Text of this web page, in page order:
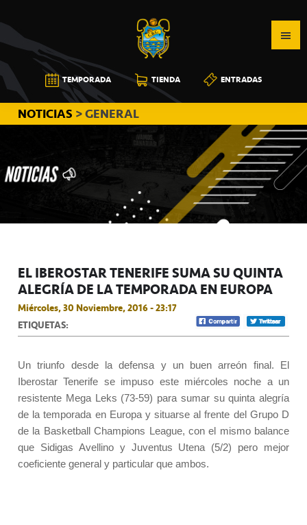
a
la
navegación
principal
al
contenido
principal
a
la
barra
lateral
principal
CB
CANARIAS
TEMPORADA TIENDA ENTRADAS
NOTICIAS > GENERAL
EL IBEROSTAR TENERIFE SUMA SU QUINTA
ALEGRÍA DE LA TEMPORADA EN EUROPA
Miércoles, 30 Noviembre, 2016 - 23:17
ETIQUETAS:
Un triunfo desde la defensa y un buen arreón final. El
Iberostar Tenerife se impuso este miércoles noche a un
resistente Mega Leks (73-59) para sumar su quinta alegría
de la temporada en Europa y situarse al frente del Grupo D
de la Basketball Champions League, con el mismo balance
que Sidigas Avellino y Juventus Utena (5/2) pero mejor
coeficiente general y particular que ambos.